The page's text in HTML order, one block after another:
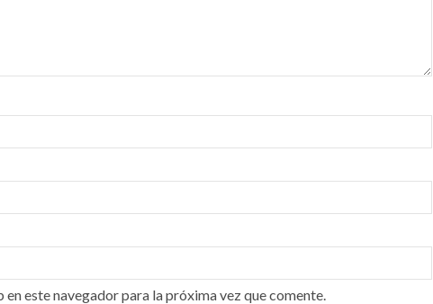
este navegador para la próxima vez que comente.